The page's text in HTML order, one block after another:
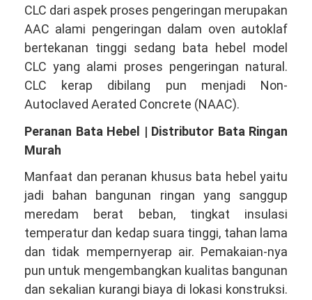
CLC dari aspek proses pengeringan merupakan
AAC alami pengeringan dalam oven autoklaf
bertekanan tinggi sedang bata hebel model
CLC yang alami proses pengeringan natural.
CLC kerap dibilang pun menjadi Non-
Autoclaved Aerated Concrete (NAAC).
Peranan Bata Hebel | Distributor Bata Ringan
Murah
Manfaat dan peranan khusus bata hebel yaitu
jadi bahan bangunan ringan yang sanggup
meredam berat beban, tingkat insulasi
temperatur dan kedap suara tinggi, tahan lama
dan tidak mempernyerap air. Pemakaian-nya
pun untuk mengembangkan kualitas bangunan
dan sekalian kurangi biaya di lokasi konstruksi.